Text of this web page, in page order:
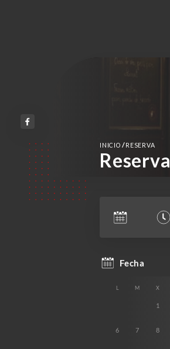
INICIO/ RESERVA
Reserva